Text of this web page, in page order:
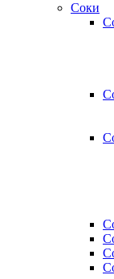
Соки